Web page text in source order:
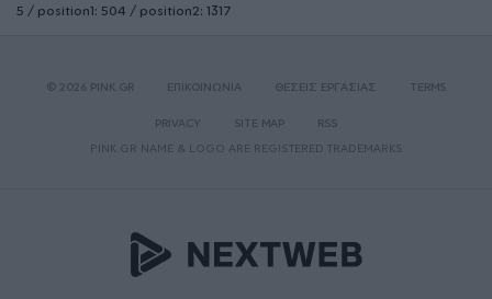
5 / position1: 504 / position2: 1317
© 2026 PINK.GR ΕΠΙΚΟΙΝΩΝΙΑ ΘΕΣΕΙΣ ΕΡΓΑΣΙΑΣ TERMS
PRIVACY SITE MAP
RSS
PINK.GR NAME & LOGO ARE REGISTERED TRADEMARKS